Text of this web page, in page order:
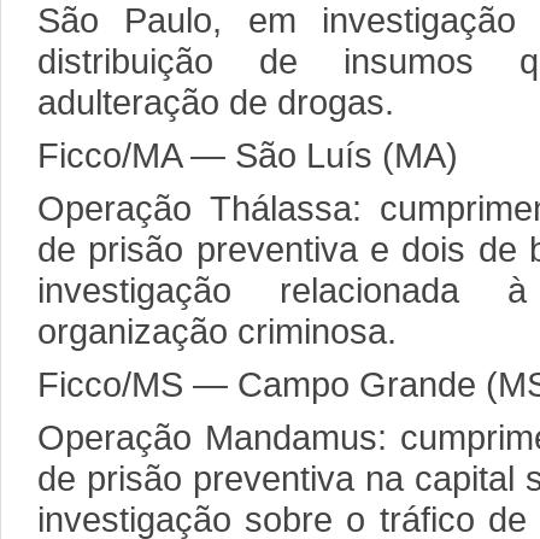
São Paulo, em
distribuição de insumos
adulteração de drogas.
Ficco/MA — São Luís (MA)
Operação Thálassa:
de prisão preventiva e dois de
investigação
organização criminosa.
Ficco/MS — Campo Grande
Operação Mandamus:
de prisão preventiva na capital
investigação sobre o tráfico